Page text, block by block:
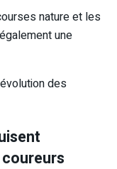
nature et les
une
des